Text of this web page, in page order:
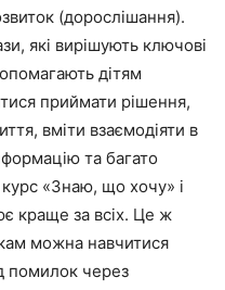
(дорослішання).
які вирішують ключові
дітям
приймати рішення,
вміти взаємодіяти в
та багато
«Знаю, що хочу» і
краще за всіх. Це ж
можна навчитися
помилок через